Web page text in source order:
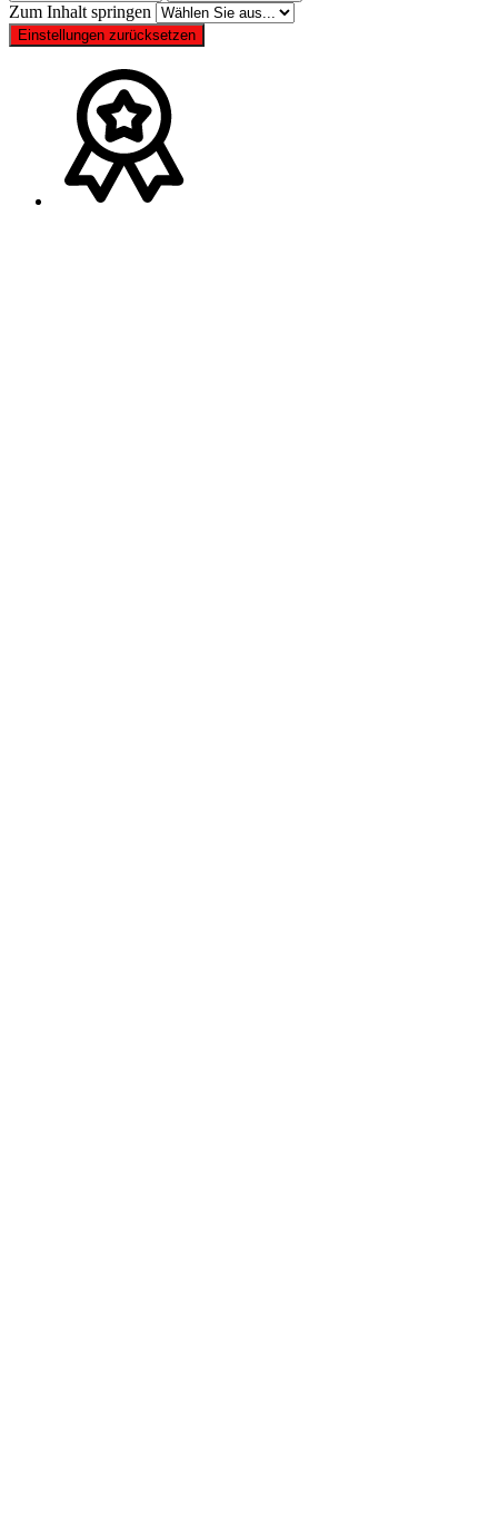
Zum Inhalt springen
Einstellungen zurücksetzen